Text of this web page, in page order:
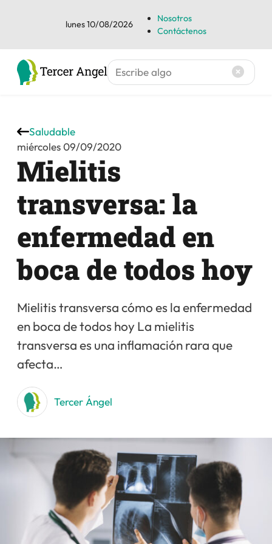
lunes 10/08/2026
Nosotros
Contáctenos
Mielitis
transversa: la
enfermedad en
boca de todos hoy
Saludable
miércoles 09/09/2020
Mielitis transversa cómo es la enfermedad
en boca de todos hoy La mielitis
transversa es una inflamación rara que
afecta…
Tercer Ángel